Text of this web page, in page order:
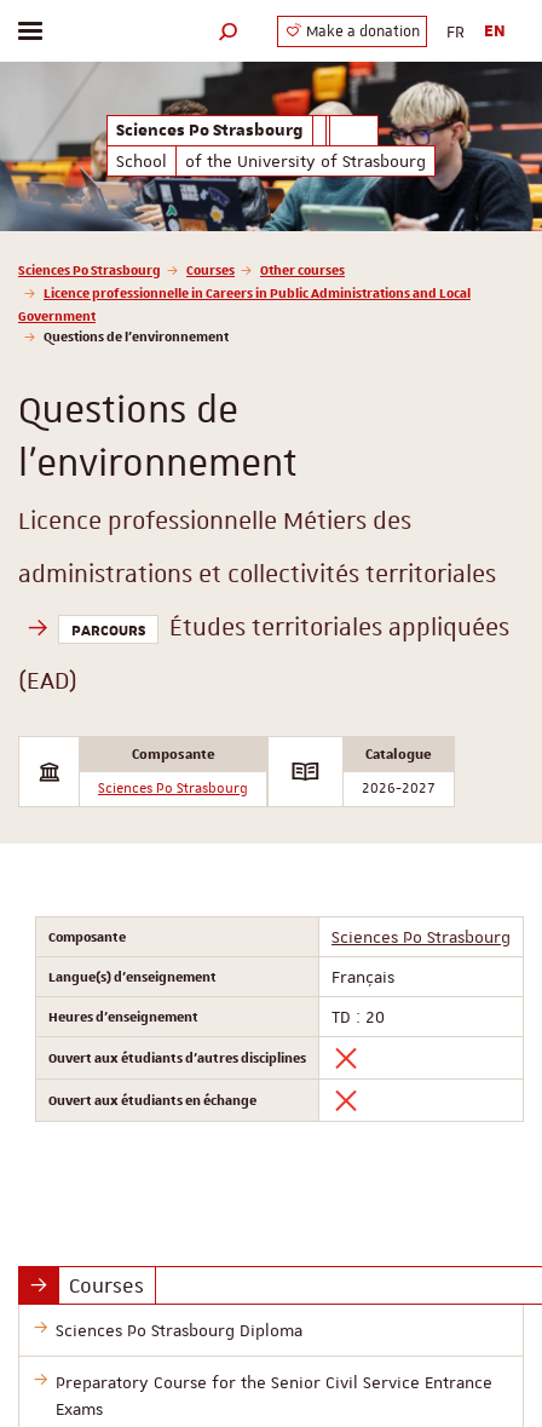
Sciences Po Strasbourg
School
of the University of Strasbourg
Toggle menu Search engine
Make a donation FR EN
Vous êtes ici :
Sciences Po Strasbourg Courses
Other courses
Licence professionnelle in Careers in Public Administrations and Local
Government
Questions de l'environnement
Questions de
l'environnement
Licence professionnelle Métiers des
administrations et collectivités territoriales
PARCOURS
Études territoriales appliquées
(EAD)
Composante
Sciences Po Strasbourg
Catalogue
2026-2027
Composante Sciences Po Strasbourg
Langue(s) d'enseignement Français
Heures d'enseignement TD : 20
Ouvert aux étudiants d'autres disciplines
Ouvert aux étudiants en échange
Courses
Sciences Po Strasbourg Diploma
Preparatory Course for the Senior Civil Service Entrance
Exams